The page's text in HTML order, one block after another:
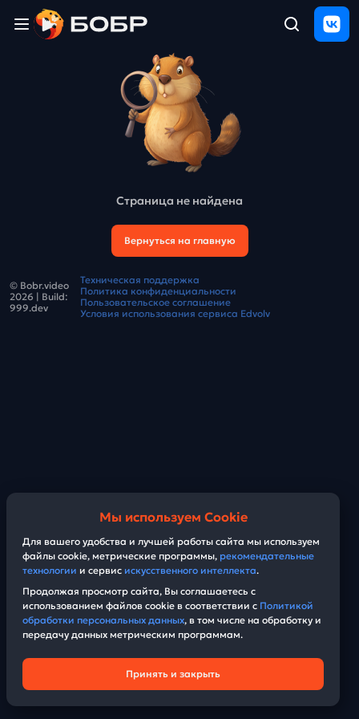
и
отзыв
Страница не найдена
Вернуться на главную
© Bobr.video
2026 | Build:
999.dev
Техническая поддержка
Политика конфиденциальности
Пользовательское соглашение
Условия использования сервиса Edvolv
Мы используем Cookie
Для вашего удобства и лучшей работы сайта мы используем
файлы cookie, метрические программы, рекомендательные
технологии и сервис искусственного интеллекта.
Продолжая просмотр сайта, Вы соглашаетесь с
использованием файлов cookie в соответствии с Политикой
обработки персональных данных, в том числе на обработку и
передачу данных метрическим программам.
Принять и закрыть